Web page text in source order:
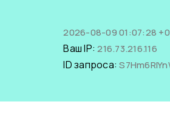
2026-08-09 01:07:28
Ваш IP:216.73.216.116
ID запроса: